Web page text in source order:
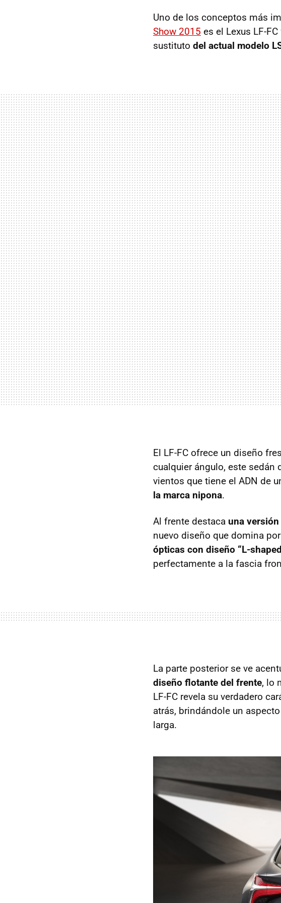
Uno de los conceptos más
Show 2015 es el Lexus LF-
sustituto del actual modelo
El LF-FC ofrece un diseño
cualquier ángulo, este sedán
vientos que tiene el ADN de
la marca nipona.
Al frente destaca una
nuevo diseño que domina
ópticas con diseño “L-
perfectamente a la fascia
La parte posterior se ve
diseño flotante del frente, lo
LF-FC revela su verdadero
atrás, brindándole un
larga.